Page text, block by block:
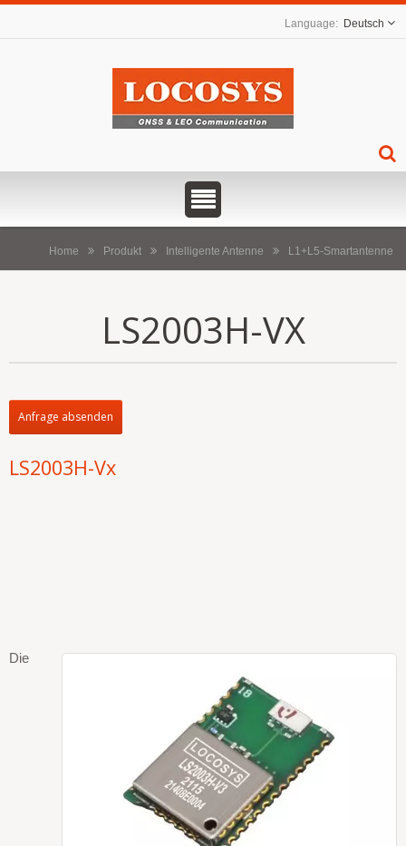
Deutsch
Home Produkt Intelligente Antenne L1+L5-Smartantenne
LS2003H-VX
Anfrage absenden
LS2003H-Vx
Die